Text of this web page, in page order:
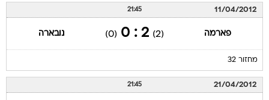
11/04/2012
21:45
פארמה (2)
2 : 0
(0) נובארה
מחזור 32
21/04/2012
21:45